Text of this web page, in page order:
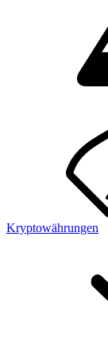
Kryptowährungen